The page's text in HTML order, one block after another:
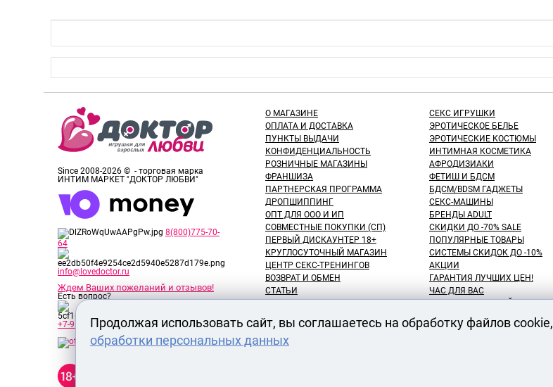
Since 2008-2026 © - торговая марка
ИНТИМ МАРКЕТ "ДОКТОР ЛЮБВИ"
8(800)775-70-
64
info@lovedoctor.ru
Ждем Ваших пожеланий и отзывов!
Есть вопрос?
+7-913-917-89-65
О МАГАЗИНЕ
ОПЛАТА И ДОСТАВКА
ПУНКТЫ ВЫДАЧИ
КОНФИДЕНЦИАЛЬНОСТЬ
РОЗНИЧНЫЕ МАГАЗИНЫ
ФРАНШИЗА
ПАРТНЕРСКАЯ ПРОГРАММА
ДРОПШИППИНГ
ОПТ ДЛЯ ООО И ИП
СОВМЕСТНЫЕ ПОКУПКИ (СП)
ПЕРВЫЙ ДИСКАУНТЕР 18+
КРУГЛОСУТОЧНЫЙ МАГАЗИН
ЦЕНТР СЕКС-ТРЕНИНГОВ
ВОЗВРАТ И ОБМЕН
СТАТЬИ
ОБЗОРЫ ТОВАРОВ
ВАКАНСИИ
СЕКС ИГРУШКИ
ЭРОТИЧЕСКОЕ БЕЛЬЕ
ЭРОТИЧЕСКИЕ КОСТЮМЫ
ИНТИМНАЯ КОСМЕТИКА
АФРОДИЗИАКИ
ФЕТИШ И БДСМ
БДСМ/BDSM ГАДЖЕТЫ
СЕКС-МАШИНЫ
БРЕНДЫ ADULT
СКИДКИ ДО -70% SALE
ПОПУЛЯРНЫЕ ТОВАРЫ
СИСТЕМЫ СКИДОК ДО -10%
АКЦИИ
ГАРАНТИЯ ЛУЧШИХ ЦЕН!
ЧАС ДЛЯ ВАС
100 БОНУСНЫХ РУБЛЕЙ!
ОТЛОЖЕННЫЕ ТОВАРЫ
Продолжая использовать сайт, вы соглашаетесь на обработку файлов cookie,
обработки персональных данных